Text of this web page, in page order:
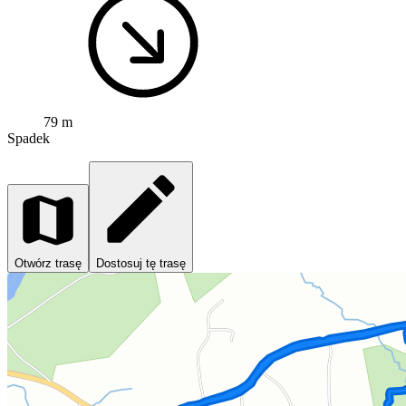
79 m
Spadek
Otwórz trasę Dostosuj tę trasę